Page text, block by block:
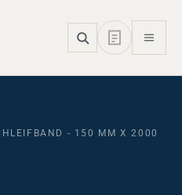
- 150 MM X 2000